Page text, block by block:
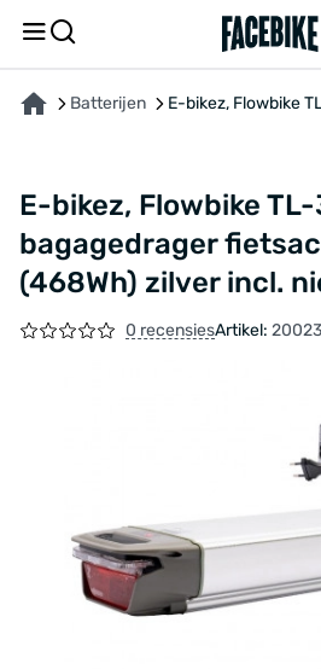
Batterijen E-bikez, Flowbike
E-bikez, Flowbike
bagagedrager
(468Wh) zilver incl.
0 recensiesArtikel:
OVER HET PRODUCT KENMERKENFEEDBACK